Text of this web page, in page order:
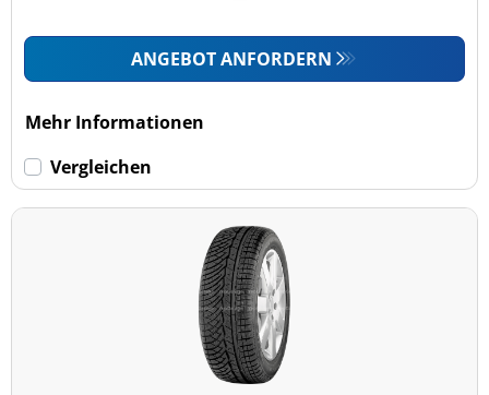
ANGEBOT ANFORDERN
Mehr Informationen
Vergleichen